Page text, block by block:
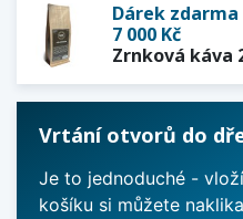
Dárek
7 000 Kč
Zrnková káva
Vrtání otvorů do
Je to jednoduché -
košíku si můžete